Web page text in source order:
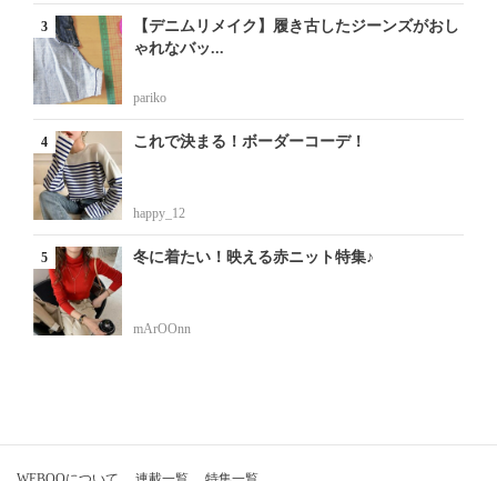
【デニムリメイク】履き古したジーンズがおし
ゃれなバッ...
pariko
これで決まる！ボーダーコーデ！
happy_12
冬に着たい！映える赤ニット特集♪
mArOOnn